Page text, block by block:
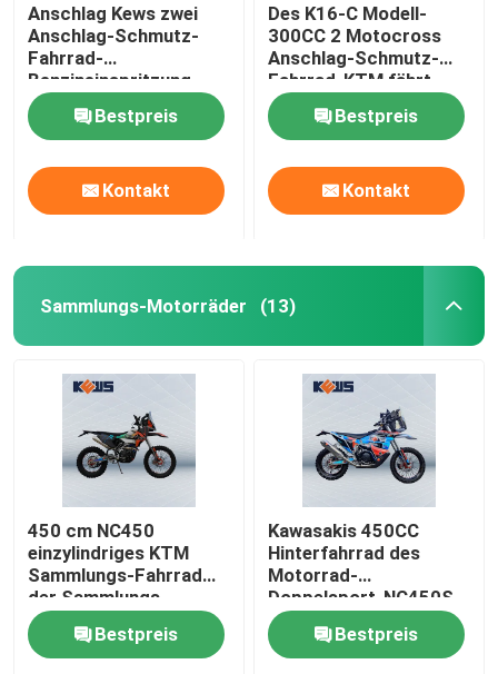
Anschlag Kews zwei
Anschlag-Schmutz-
Fahrrad-
Benzineinspritzung
Enduro-Motorrad-EFI
2
Bestpreis
Kontakt
Des K16-C Modell-
300CC 2 Motocross
Anschlag-Schmutz-
Fahrrad-KTM fährt
ODM rad
Bestpreis
Kontakt
Sammlungs-Motorräder (13)
450 cm NC450
einzylindriges KTM
Sammlungs-Fahrrad
der Sammlungs-
Motorrad-
Bestpreis
Kawasakis 450CC
Hinterfahrrad des
Motorrad-
Doppelsport-NC450S
450CC
Bestpreis